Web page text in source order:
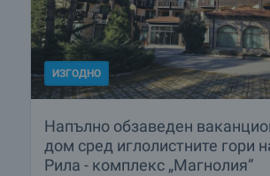
ИЗГОДНО
Напълно обзаведен
дом сред иглолистните гори
Рила - комплекс „Магнолия“